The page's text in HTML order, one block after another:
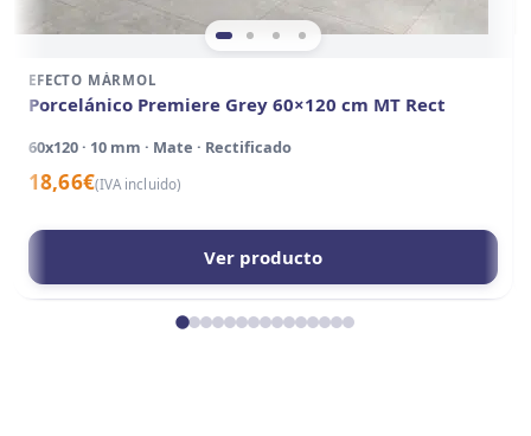
EFECTO MÁRMOL
Porcelánico Premiere Grey 60×120 cm MT Rect
60x120 · 10 mm · Mate · Rectificado
18,66€(IVA incluido)
Ver producto